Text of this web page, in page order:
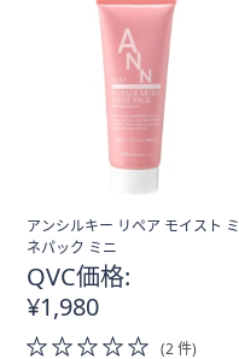
アンシルキー リペア モイスト ミ
ネパック ミニ
QVC価格:
¥1,980
0.0
(2 件)